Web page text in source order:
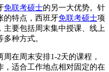
免联考硕士的另一大优势。针
的特点，西班牙免联考硕士项
主要包括周末集中授课、线上
种方式。
在周末安排1-2天的课程，
适合工作地点相对固定的在